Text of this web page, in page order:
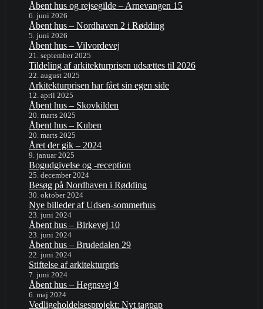
Åbent hus og rejsegilde – Arnevangen 15
6. juni 2026
Åbent hus – Nordhaven 2 i Rødding
5. juni 2026
Åbent hus – Vilvordevej
21. september 2025
Tildeling af arkitekturprisen udsættes til 2026
22. august 2025
Arkitekturprisen har fået sin egen side
12. april 2025
Åbent hus – Skovkilden
20. marts 2025
Åbent hus – Kuben
20. marts 2025
Året der gik – 2024
9. januar 2025
Bogudgivelse og -reception
25. december 2024
Besøg på Nordhaven i Rødding
30. oktober 2024
Nye billeder af Udsen-sommerhus
23. juni 2024
Åbent hus – Birkevej 10
23. juni 2024
Åbent hus – Brudedalen 29
22. juni 2024
Stiftelse af arkitekturpris
7. juni 2024
Åbent hus – Hegnsvej 9
6. maj 2024
Vedligeholdelsesprojekt: Nyt tagpap